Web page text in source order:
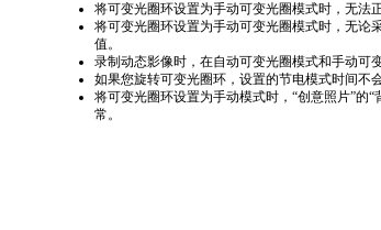
将可变光圈环设置为手动可变光圈模式时，无法
将可变光圈环设置为手动可变光圈模式时，无论
值。
录制动态影像时，在自动可变光圈模式和手动可
如果您旋转可变光圈环，设置的节电模式时间不
将可变光圈环设置为手动模式时，“创意照片”的
常。